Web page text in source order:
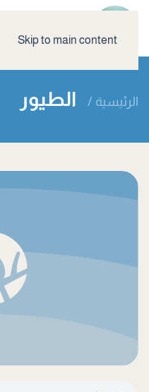
Skip to main content
الرئيسية الطيور